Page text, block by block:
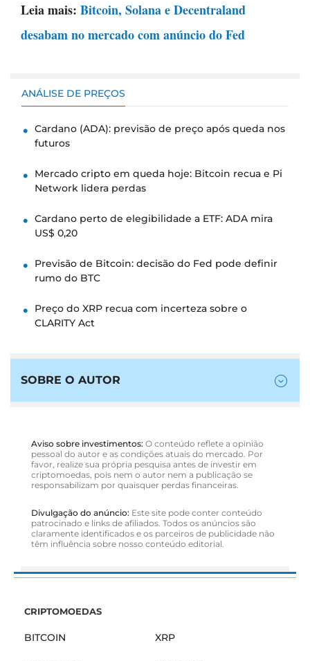
Leia mais: Bitcoin, Solana e Decentraland
desabam no mercado com anúncio do Fed
ANÁLISE DE PREÇOS
Cardano (ADA): previsão de preço após queda nos
futuros
Mercado cripto em queda hoje: Bitcoin recua e Pi
Network lidera perdas
Cardano perto de elegibilidade a ETF: ADA mira
US$ 0,20
Previsão de Bitcoin: decisão do Fed pode definir
rumo do BTC
Preço do XRP recua com incerteza sobre o
CLARITY Act
SOBRE O AUTOR
Aviso sobre investimentos: O conteúdo reflete a opinião
pessoal do autor e as condições atuais do mercado. Por
favor, realize sua própria pesquisa antes de investir em
criptomoedas, pois nem o autor nem a publicação se
responsabilizam por quaisquer perdas financeiras.
Divulgação do anúncio: Este site pode conter conteúdo
patrocinado e links de afiliados. Todos os anúncios são
claramente identificados e os parceiros de publicidade não
têm influência sobre nosso conteúdo editorial.
CRIPTOMOEDAS
BITCOIN XRP